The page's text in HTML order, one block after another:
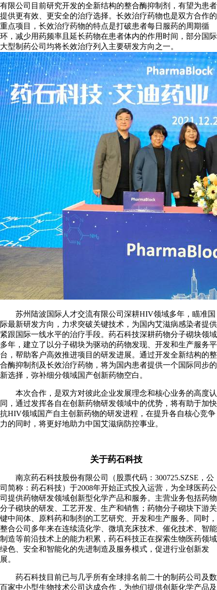
有限公司目前研究开发的全新结构的整合酶抑制剂，有望为患者
提供更有效、更安全的治疗选择。长效治疗药物也是双方合作的
重点项目，长效治疗药物的特点是打破患者每日服药的周期循
环，减少用药频率且延长药物在患者体内的作用时间，部分国际
大型制药公司均将长效治疗列入主要研发方向之一。
苏州陆波国际人才交流有限公司深耕HIV领域多年，瞄准国
际最新研发方向，力求突破关键技术，为国内艾滋病感染者提供
紧跟国际一线水平的治疗手段。药石科技深耕药物分子砌块领域
多年，建立了以分子砌块为驱动的药物发现、开发和生产服务平
台，帮助客户高效推进项目的研发进展。通过开发全新结构的整
合酶抑制剂及长效治疗药物，将为国内患者提供一个国际同步的
新选择，弥补细分领域国产创新药物空白。
本次合作，是双方对彼此企业发展理念和核心业务的高度认
同，通过发挥各自在创新药物研发领域中的优势，将有助于加快
抗HIV领域国产自主创新药物的研发进程，在提升各自核心竞争
力的同时，将更好地助力中国艾滋病防控事业。
关于药石科技
南京药石科技股份有限公司（股票代码：300725.SZSE，公
司简称：药石科技）于2008年开始正式投入运营，为全球医药公
司提供药物研发领域创新型化学产品和服务。主营业务包括药物
分子砌块的研发、工艺开发、生产和销售；药物分子砌块下游关
键中间体、原料药和制剂的工艺研究、开发和生产服务。同时，
整合公司多年来在连续流化学、微填充床技术、催化技术、智能
制造等前沿技术上的能力积累，药石科技正在探索生物医药领域
绿色、安全和智能化的先进制造及服务模式，促进行业创新发
展。
药石科技目前已与几乎所有全球排名前二十的制药公司及数
百家中小型生物技术公司达成合作，为他们提供创新化学产品及